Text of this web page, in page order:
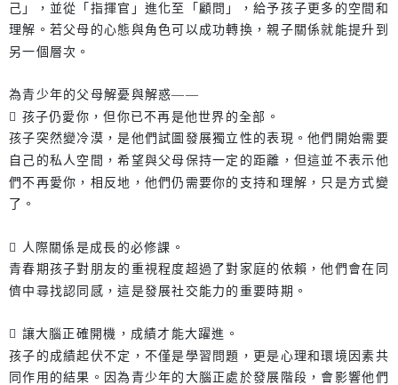
己」，並從「指揮官」進化至「顧問」，給予孩子更多的空間和
理解。若父母的心態與角色可以成功轉換，親子關係就能提升到
另一個層次。
為青少年的父母解憂與解惑——
 孩子仍愛你，但你已不再是他世界的全部。
孩子突然變冷漠，是他們試圖發展獨立性的表現。他們開始需要
自己的私人空間，希望與父母保持一定的距離，但這並不表示他
們不再愛你，相反地，他們仍需要你的支持和理解，只是方式變
了。
 人際關係是成長的必修課。
青春期孩子對朋友的重視程度超過了對家庭的依賴，他們會在同
儕中尋找認同感，這是發展社交能力的重要時期。
 讓大腦正確開機，成績才能大躍進。
孩子的成績起伏不定，不僅是學習問題，更是心理和環境因素共
同作用的結果。因為青少年的大腦正處於發展階段，會影響他們